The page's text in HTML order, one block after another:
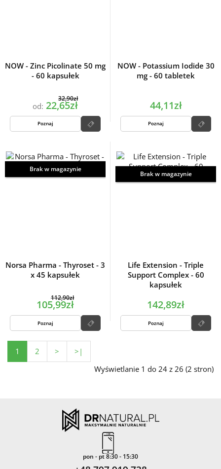
NOW - Zinc Picolinate 50 mg
- 60 kapsułek
od:
32,90zł
22,65zł
Poznaj
NOW - Potassium Iodide 30
mg - 60 tabletek
44,11zł
Poznaj
Brak w magazynie
Norsa Pharma - Thyroset - 3
x 45 kapsułek
112,90zł
105,99zł
Poznaj
Brak w magazynie
Life Extension - Triple
Support Complex - 60
kapsułek
142,89zł
Poznaj
1 2 >
>|
Wyświetlanie 1 do 24 z 26 (2 stron)
pon - pt 8:30 - 15:30